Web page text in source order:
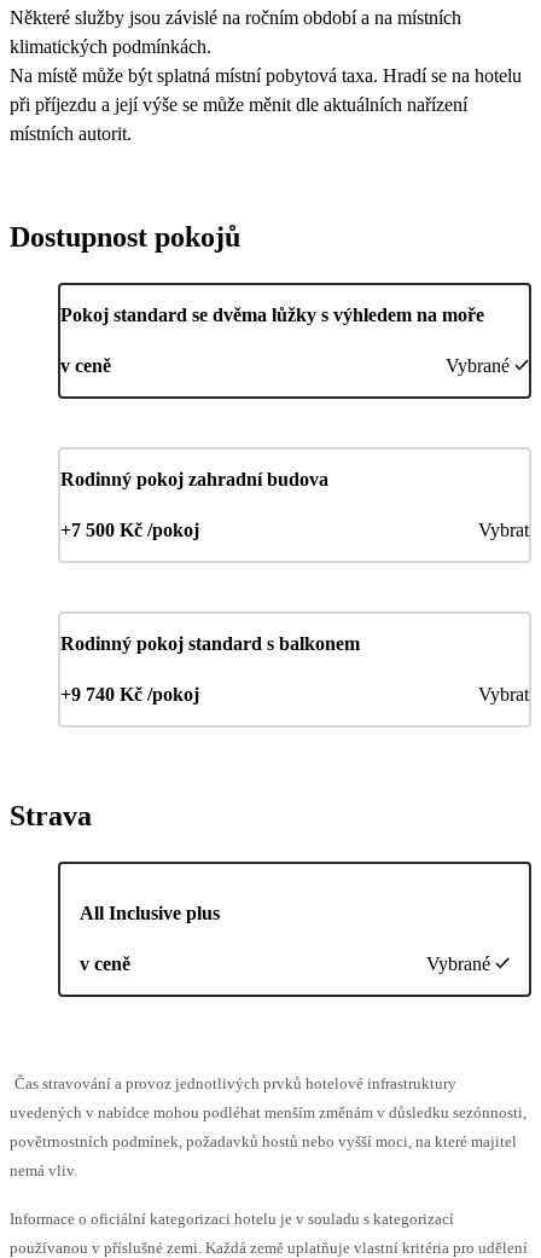
Některé služby jsou závislé na ročním období a na místních
klimatických podmínkách.
Na místě může být splatná místní pobytová taxa. Hradí se na hotelu
při příjezdu a její výše se může měnit dle aktuálních nařízení
místních autorit.
Dostupnost pokojů
Pokoj standard se dvěma lůžky s výhledem na moře
v ceně Vybrané
Rodinný pokoj zahradní budova
+7 500 Kč /pokoj Vybrat
Rodinný pokoj standard s balkonem
+9 740 Kč /pokoj Vybrat
Strava
All Inclusive plus
v ceně Vybrané
Čas stravování a provoz jednotlivých prvků hotelové infrastruktury
uvedených v nabídce mohou podléhat menším změnám v důsledku sezónnosti,
povětrnostních podmínek, požadavků hostů nebo vyšší moci, na které majitel
nemá vliv.
Informace o oficiální kategorizaci hotelu je v souladu s kategorizací
používanou v příslušné zemi. Každá země uplatňuje vlastní kritéria pro udělení